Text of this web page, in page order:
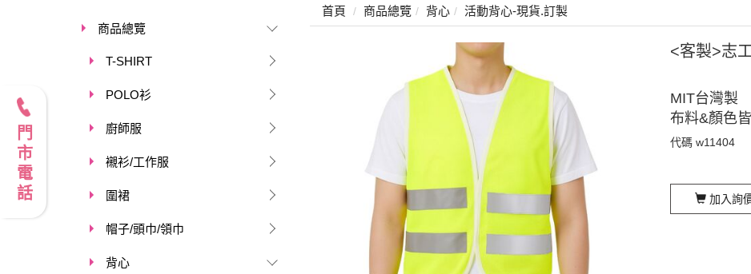
商品總覽
T-SHIRT
POLO衫
廚師服
襯衫/工作服
圍裙
帽子/頭巾/領巾
背心
首頁 商品總覽 背心 活動背心-現貨.訂製
<客製>志
MIT台灣製
布料&顏色
代碼 w11404
加入詢
門市電話